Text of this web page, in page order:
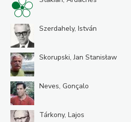
Szerdahely, István
Skorupski, Jan Stanisław
Neves, Gonçalo
Tárkony, Lajos